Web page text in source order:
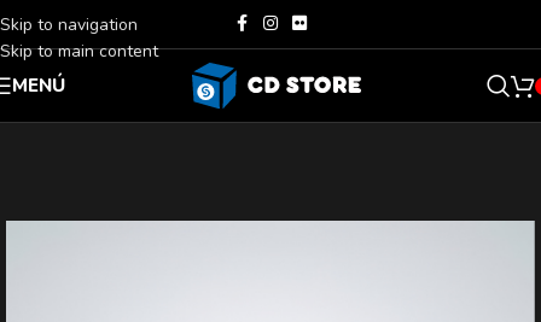
Skip to navigation
Skip to main content
MENÚ